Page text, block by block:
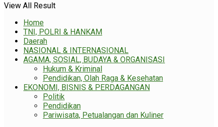
View All Result
Home
TNI, POLRI & HANKAM
Daerah
NASIONAL & INTERNASIONAL
AGAMA, SOSIAL, BUDAYA & ORGANISASI
Hukum & Kriminal
Pendidikan, Olah Raga & Kesehatan
EKONOMI, BISNIS & PERDAGANGAN
Politik
Pendidikan
Pariwisata, Petualangan dan Kuliner